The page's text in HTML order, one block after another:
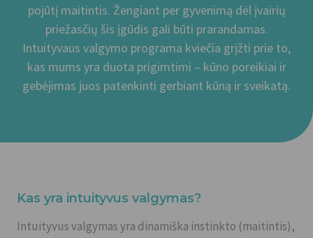
pojūtį maitintis. Žengiant per gyvenimą dėl įvairių
priežasčių šis įgūdis gali būti prarandamas.
Intuityvaus valgymo programa kviečia grįžti prie to,
kas mums yra duota prigimtimi – kūno poreikiai ir
gebėjimas juos patenkinti gerbiant kūną ir sveikatą.
Kas yra intuityvus valgymas?
Intuityvus valgymas yra dinamiška instinkto (maitintis),